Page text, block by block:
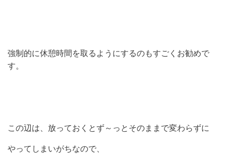
強制的に休憩時間を取るようにするのもすごくお勧めで
す。
この辺は、放っておくとず～っとそのままで変わらずに
やってしまいがちなので、